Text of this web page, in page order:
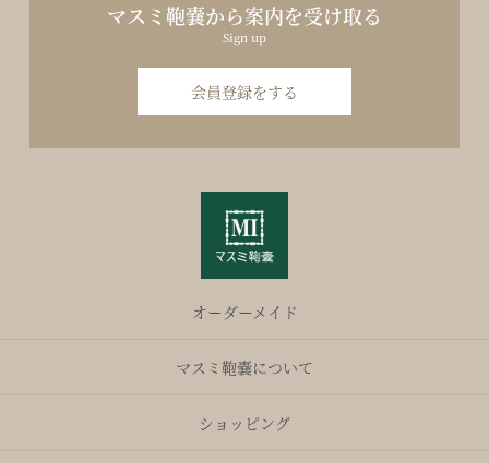
マスミ鞄嚢から案内を受け取る
Sign up
会員登録をする
オーダーメイド
マスミ鞄嚢について
ショッピング